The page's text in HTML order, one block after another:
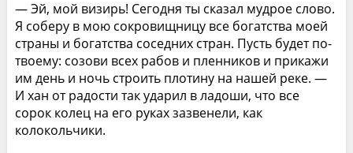
— Эй, мой визирь! Сегодня ты сказал мудрое слово.
Я соберу в мою сокровищницу все богатства моей
страны и богатства соседних стран. Пусть будет по-
твоему: созови всех рабов и пленников и прикажи
им день и ночь строить плотину на нашей реке. —
И хан от радости так ударил в ладоши, что все
сорок колец на его руках зазвенели, как
колокольчики.